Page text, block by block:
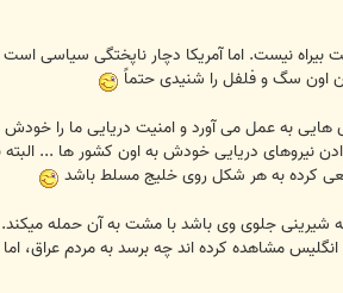
بیراه نیست. اما آمریکا دچار ناپختگی سیاسی
اون سگ و فلفل را شنیدی حتماً
هایی به عمل می آورد و امنیت دریایی ما را
نیروهای دریایی خودش به اون کشور ها ...
کرده به هر شکل روی خلیج مسلط باشد
جلوی وی باشد با مشت به آن حمله
انگلیس مشاهده کرده اند چه برسد به مردم